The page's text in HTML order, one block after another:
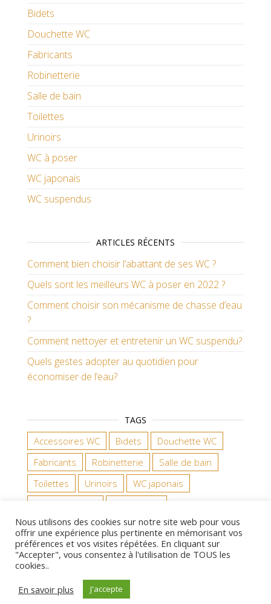
Bidets
Douchette WC
Fabricants
Robinetterie
Salle de bain
Toilettes
Urinoirs
WC à poser
WC japonais
WC suspendus
ARTICLES RÉCENTS
Comment bien choisir l’abattant de ses WC ?
Quels sont les meilleurs WC à poser en 2022 ?
Comment choisir son mécanisme de chasse d’eau
?
Comment nettoyer et entretenir un WC suspendu?
Quels gestes adopter au quotidien pour
économiser de l’eau?
TAGS
Accessoires WC Bidets
Douchette WC
Fabricants
Robinetterie
Salle de bain
Toilettes
Urinoirs
WC japonais
Fièrement propulsé parWordPress |Thème : Master
Nous utilisons des cookies sur notre site web pour vous
offrir une expérience plus pertinente en mémorisant vos
préférences et vos visites répétées. En cliquant sur
"Accepter", vous consentez à l'utilisation de TOUS les
cookies..
En savoir plus
J'accepte